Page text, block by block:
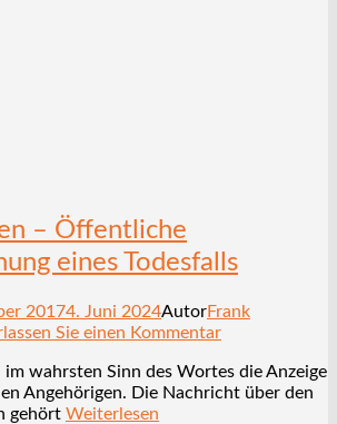
– Öffentliche
eines Todesfalls
20174. Juni 2024AutorFrank
Sie einen Kommentar
im wahrsten Sinn des Wortes die Anzeige
Angehörigen. Die Nachricht über den
gehört Weiterlesen